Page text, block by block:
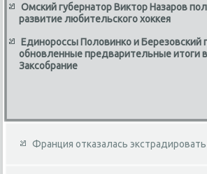
Омский губернатор Виктор Назаров
развитие любительского хоккея
Единороссы Половинко и Березовский
обновленные предварительные итоги
Заксобрание
Франция отказалась